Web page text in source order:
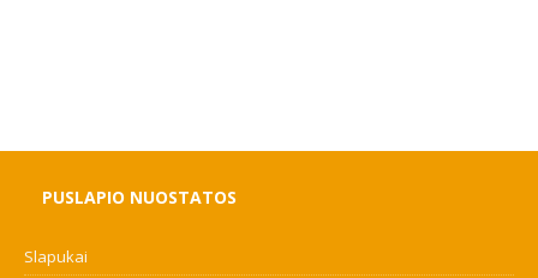
PUSLAPIO NUOSTATOS
Slapukai